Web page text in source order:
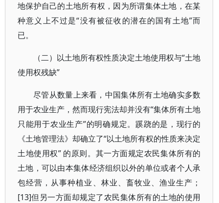
地保护自己的土地所有权，因为所谓集体土地，在某
种意义上不过是“没有被征收的潜在的国有土地”而
已。
（二）以土地所有权性质决定土地使用权与“土地
使用权残缺”
尽管从数量上来看，中国集体所有土地确实多数
用于农业生产，然而现行宪法却并没有“集体所有土地
只能用于农业生产”的明确规定。蹊跷的是，现行的
《土地管理法》却确立了“以土地所有权的性质来决定
土地使用权” 的原则。其一方面规定农民集体所有的
土地，可以由本集体经济组织以外的单位或者个人承
包经营，从事种植业、林业、畜牧业、渔业生产；
[13]但另一方面却规定了农民集体所有的土地的使用